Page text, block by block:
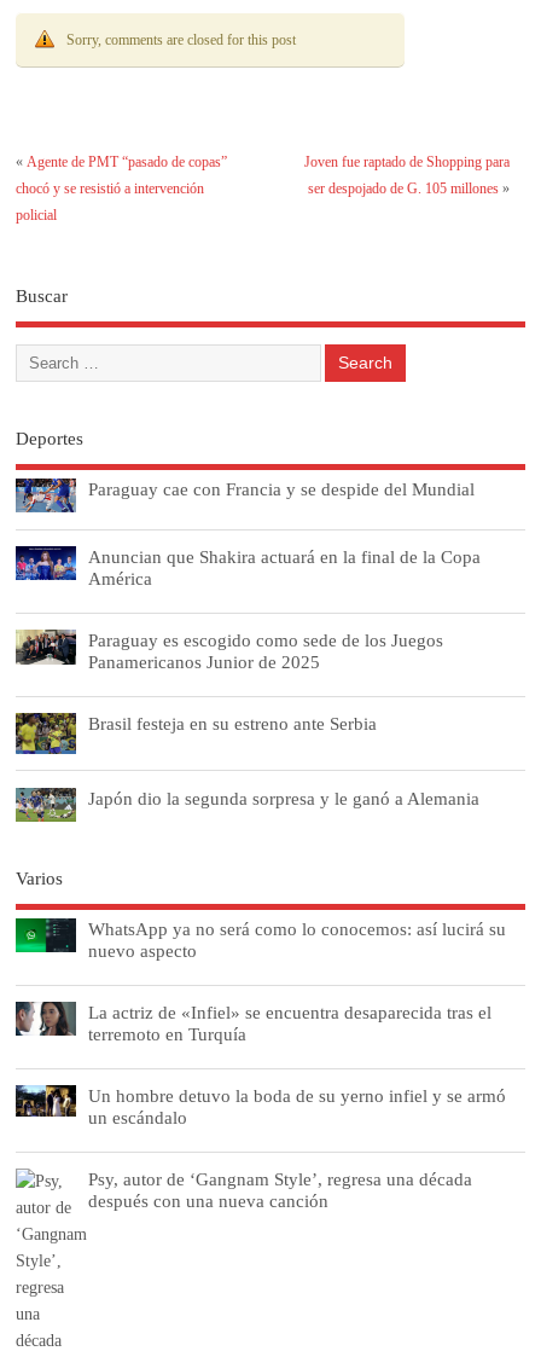
Sorry, comments are closed for this post
«Agente de PMT “pasado de copas”
chocó y se resistió a intervención
policial
Joven fue raptado de Shopping para
ser despojado de G. 105 millones»
Buscar
Deportes
Paraguay cae con Francia y se despide del Mundial
Anuncian que Shakira actuará en la final de la Copa
América
Paraguay es escogido como sede de los Juegos
Panamericanos Junior de 2025
Brasil festeja en su estreno ante Serbia
Japón dio la segunda sorpresa y le ganó a Alemania
Varios
WhatsApp ya no será como lo conocemos: así lucirá su
nuevo aspecto
La actriz de «Infiel» se encuentra desaparecida tras el
terremoto en Turquía
Un hombre detuvo la boda de su yerno infiel y se armó
un escándalo
Psy, autor de ‘Gangnam Style’, regresa una década
después con una nueva canción